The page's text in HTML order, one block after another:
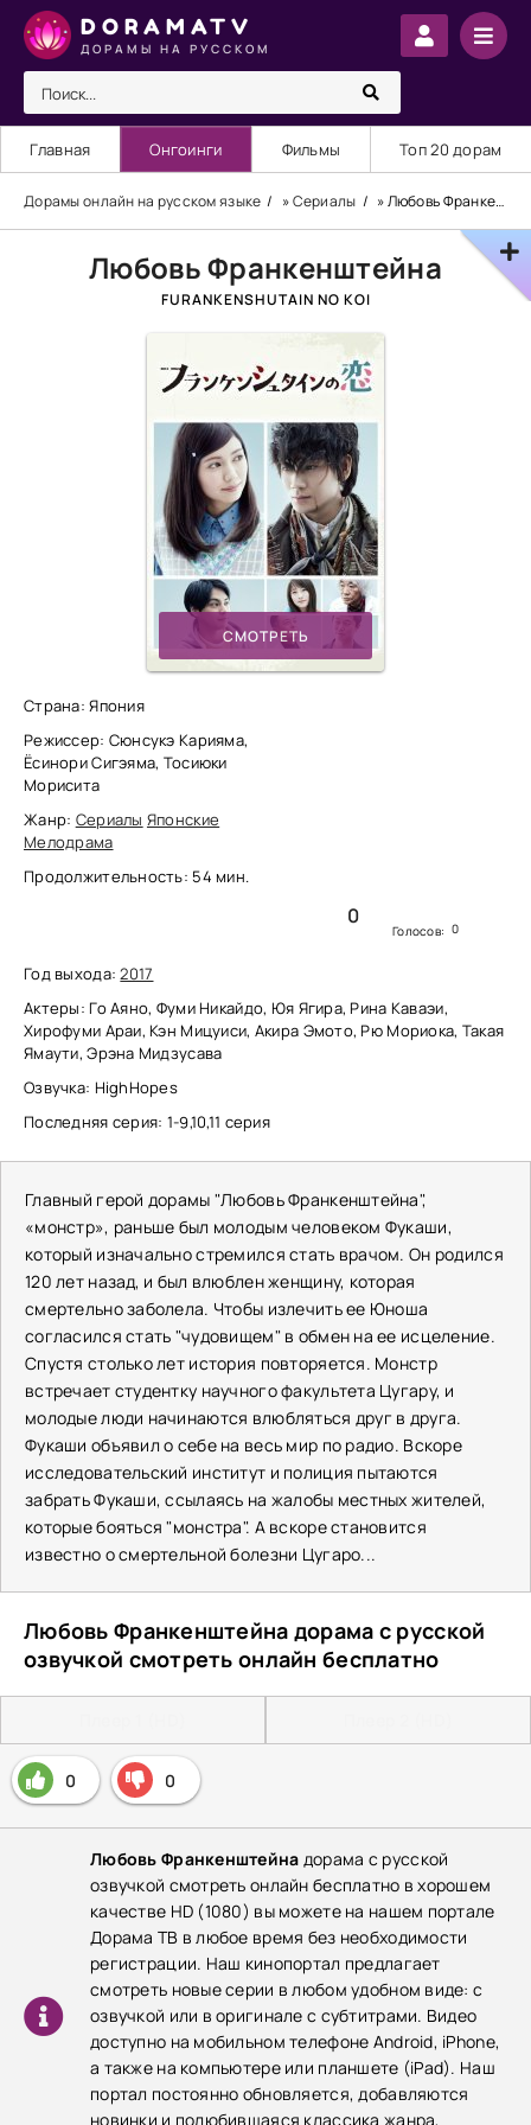
DORAMATV
ДОРАМЫ НА РУССКОМ
Главная Онгоинги Фильмы Топ 20 дорам
Дорамы онлайн на русском языке »Сериалы » Любовь Франкенштейна
Любовь Франкенштейна
FURANKENSHUTAIN NO KOI
СМОТРЕТЬ
Страна: Япония
Режиссер: Сюнсукэ Карияма,
Ёсинори Сигэяма, Тосиюки
Морисита
Жанр: Сериалы Японские
Мелодрама
Продолжительность: 54 мин.
0
Голосов: 0
Год выхода:2017
Актеры: Го Аяно, Фуми Никайдо, Юя Ягира, Рина Каваэи,
Хирофуми Араи, Кэн Мицуиси, Акира Эмото, Рю Мориока, Такая
Ямаути, Эрэна Мидзусава
Озвучка: HighHopes
Последняя серия: 1-9,10,11 серия
Главный герой дорамы "Любовь Франкенштейна",
«монстр», раньше был молодым человеком Фукаши,
который изначально стремился стать врачом. Он родился
120 лет назад, и был влюблен женщину, которая
смертельно заболела. Чтобы излечить ее Юноша
согласился стать "чудовищем" в обмен на ее исцеление.
Спустя столько лет история повторяется. Монстр
встречает студентку научного факультета Цугару, и
молодые люди начинаются влюбляться друг в друга.
Фукаши объявил о себе на весь мир по радио. Вскоре
исследовательский институт и полиция пытаются
забрать Фукаши, ссылаясь на жалобы местных жителей,
которые бояться "монстра". А вскоре становится
известно о смертельной болезни Цугаро...
Любовь Франкенштейна дорама с русской
озвучкой смотреть онлайн бесплатно
0 0
Любовь Франкенштейна дорама с русской
озвучкой смотреть онлайн бесплатно в хорошем
качестве HD (1080) вы можете на нашем портале
Дорама ТВ в любое время без необходимости
регистрации. Наш кинопортал предлагает
смотреть новые серии в любом удобном виде: с
озвучкой или в оригинале с субтитрами. Видео
доступно на мобильном телефоне Android, iPhone,
а также на компьютере или планшете (iPad). Наш
портал постоянно обновляется, добавляются
новинки и полюбившаяся классика жанра,